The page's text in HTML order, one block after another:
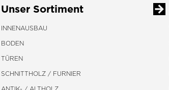
Unser Sortiment
INNENAUSBAU
BODEN
TÜREN
SCHNITTHOLZ / FURNIER